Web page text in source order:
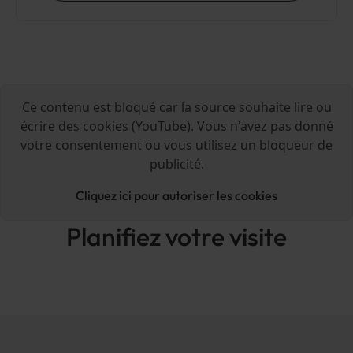
Planifiez votre visite
Ce contenu est bloqué car la source souhaite lire ou
écrire des cookies (YouTube). Vous n'avez pas donné
votre consentement ou vous utilisez un bloqueur de
publicité.
Cliquez ici pour autoriser les cookies